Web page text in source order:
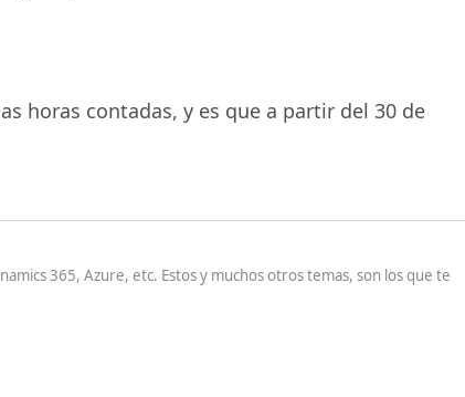
horas contadas, y es que a partir del 30 de
365, Azure, etc. Estos y muchos otros temas, son los que te